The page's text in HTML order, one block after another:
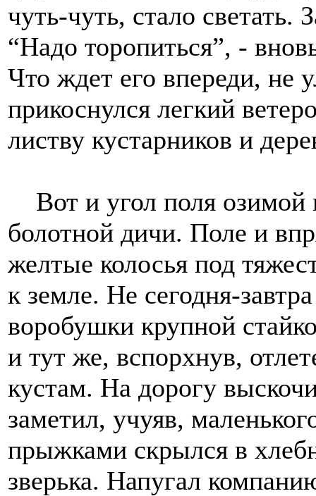
чуть-чуть, стало
“Надо торопиться”, -
Что ждет его впереди, не
прикоснулся легкий
листву кустарников и
Вот и угол поля озимой
болотной дичи. Поле и
желтые колосья под
к земле. Не сегодня-
воробушки крупной
и тут же, вспорхнув,
кустам. На дорогу
заметил, учуяв,
прыжками скрылся в
зверька. Напугал